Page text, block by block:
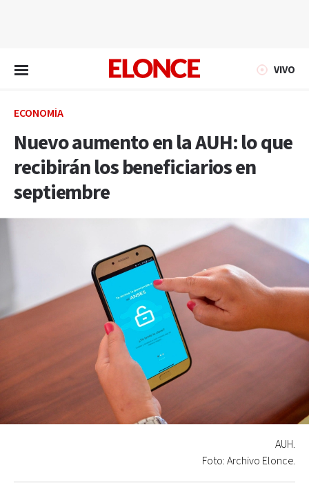
VIVO
ECONOMÍA
Nuevo aumento en la AUH: lo que
recibirán los beneficiarios en
septiembre
AUH.
Foto: Archivo Elonce.